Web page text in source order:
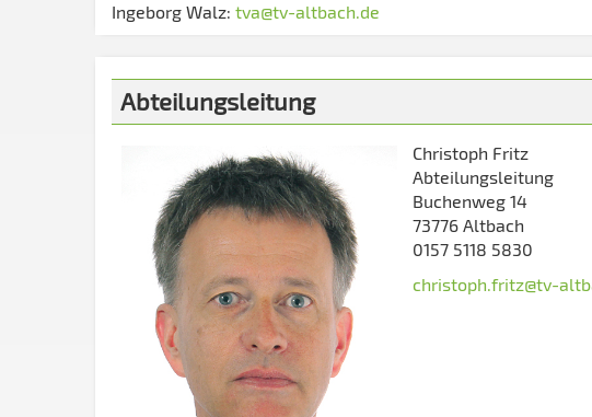
Ingeborg Walz: tva@tv-altbach.de
Abteilungsleitung
Christoph Fritz
Abteilungsleitung
Buchenweg 14
73776 Altbach
0157 5118 5830
christoph.fritz@tv-